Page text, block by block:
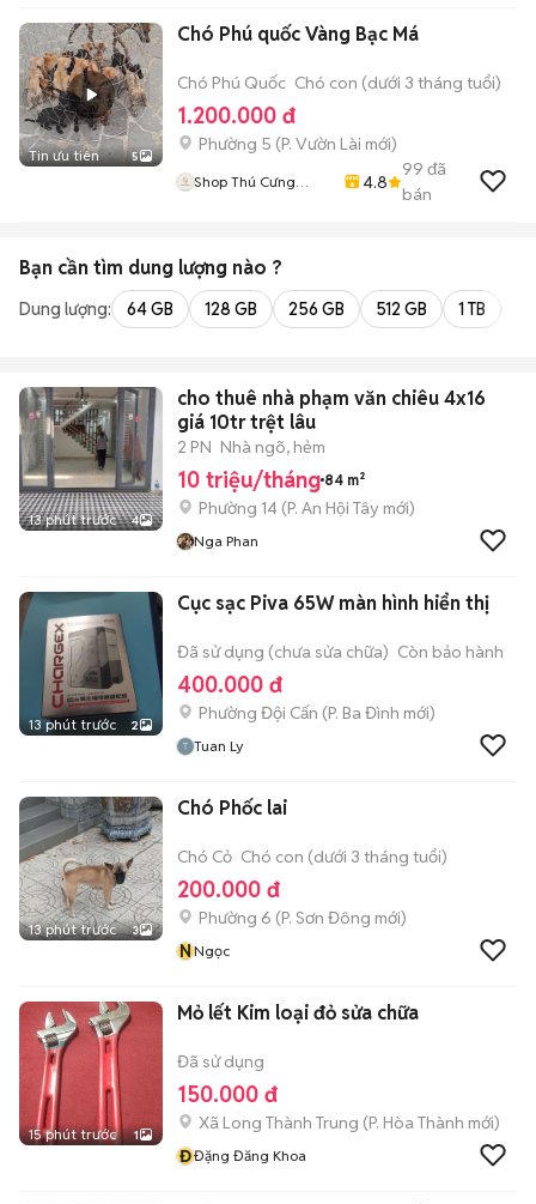
Tin ưu tiên 5
Chó Phú quốc Vàng Bạc Má
Chó Phú Quốc Chó con (dưới 3 tháng tuổi)
1.200.000 đ
Phường 5 (P. Vườn Lài mới)
Shop Thú Cưng
4.8
99 đã
bán
Bạn cần tìm dung lượng nào ?
Dung lượng: 64 GB 128 GB 256 GB 512 GB 1 TB
13 phút trước 4
cho thuê nhà phạm văn chiêu 4x16
giá 10tr trệt lâu
2 PN Nhà ngõ, hẻm
10 triệu/tháng 84 m²
Phường 14 (P. An Hội Tây mới)
Nga Phan
13 phút trước 2
Cục sạc Piva 65W màn hình hiển thị
Đã sử dụng (chưa sửa chữa) Còn bảo hành
400.000 đ
Phường Đội Cấn (P. Ba Đình mới)
Tuan Ly
13 phút trước 3
Chó Phốc lai
Chó Cỏ Chó con (dưới 3 tháng tuổi)
200.000 đ
Phường 6 (P. Sơn Đông mới)
NNgọc
15 phút trước 1
Mỏ lết Kim loại đỏ sửa chữa
Đã sử dụng
150.000 đ
Xã Long Thành Trung (P. Hòa Thành mới)
ĐĐặng Đăng Khoa